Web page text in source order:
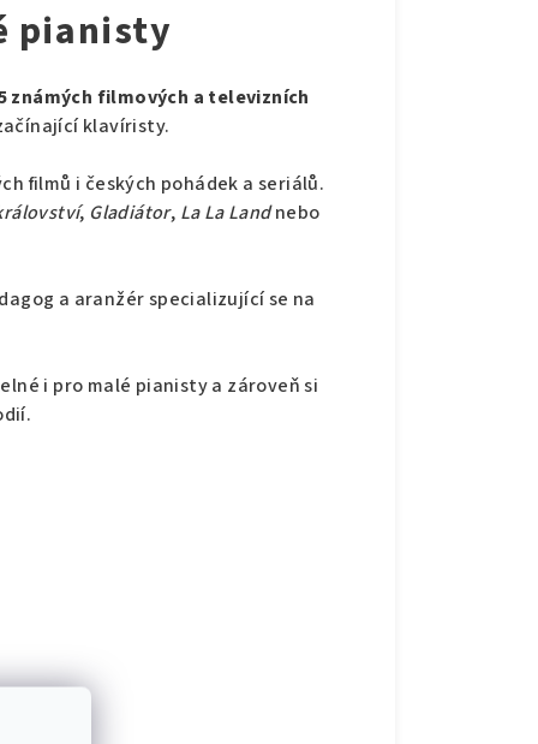
pianisty
známých filmových a televizních
klavíristy.
filmů i českých pohádek a seriálů.
, Gladiátor, La La Landnebo
a aranžér specializující se na
i pro malé pianisty a zároveň si